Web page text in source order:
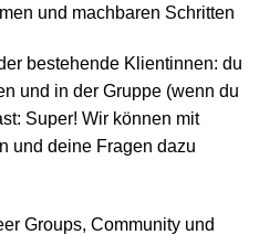
und machbaren Schritten
bestehende Klientinnen: du
und in der Gruppe (wenn du
Super! Wir können mit
und deine Fragen dazu
Groups, Community und